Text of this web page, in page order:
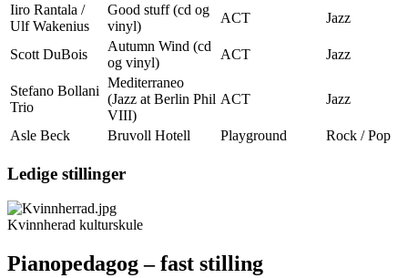
Iiro Rantala /
Ulf Wakenius
Good stuff (cd og
vinyl)
ACT Jazz
Scott DuBois
Autumn Wind (cd
og vinyl)
ACT Jazz
Stefano Bollani
Trio
Mediterraneo
(Jazz at Berlin Phil
VIII)
ACT Jazz
Asle Beck Bruvoll Hotell Playground Rock / Pop
Ledige stillinger
Kvinnherad kulturskule
Pianopedagog – fast stilling